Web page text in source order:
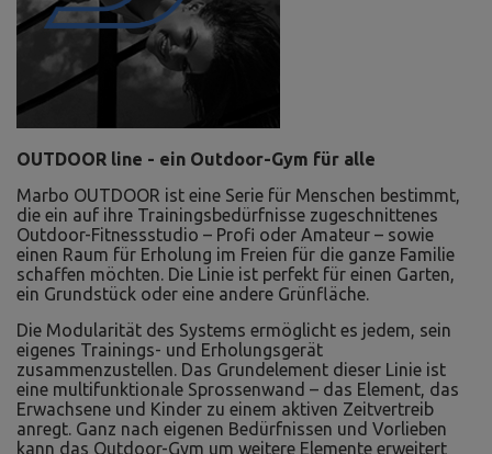
OUTDOOR line - ein Outdoor-Gym für alle
Marbo OUTDOOR ist eine Serie für Menschen bestimmt,
die ein auf ihre Trainingsbedürfnisse zugeschnittenes
Outdoor-Fitnessstudio – Profi oder Amateur – sowie
einen Raum für Erholung im Freien für die ganze Familie
schaffen möchten. Die Linie ist perfekt für einen Garten,
ein Grundstück oder eine andere Grünfläche.
Die Modularität des Systems ermöglicht es jedem, sein
eigenes Trainings- und Erholungsgerät
zusammenzustellen. Das Grundelement dieser Linie ist
eine multifunktionale Sprossenwand – das Element, das
Erwachsene und Kinder zu einem aktiven Zeitvertreib
anregt. Ganz nach eigenen Bedürfnissen und Vorlieben
kann das Outdoor-Gym um weitere Elemente erweitert